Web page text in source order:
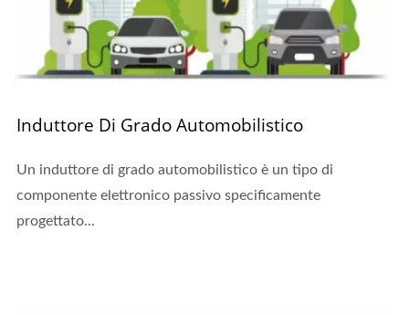
Induttore Di Grado Automobilistico
Un induttore di grado automobilistico è un tipo di
componente elettronico passivo specificamente
progettato...